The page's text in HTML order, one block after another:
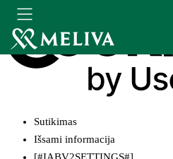
Sutikimas
Išsami informacija
[#IABV2SETTINGS#]